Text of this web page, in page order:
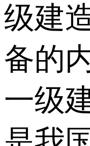
级建
备的
一级